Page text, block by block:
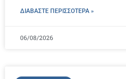
ΔΙΑΒΑΣΤΕ ΠΕΡΙΣΣΌΤΕΡΑ »
06/08/2026